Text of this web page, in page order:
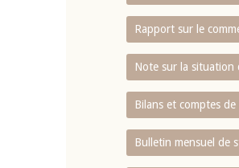
Rapport sur le
Note sur la situation
Bilans et comptes
Bulletin mensuel de